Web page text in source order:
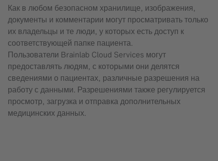
Как в любом безопасном хранилище, изображения,
документы и комментарии могут просматривать только
их владельцы и те люди, у которых есть доступ к
соответствующей папке пациента.
Пользователи Brainlab Cloud Services могут
предоставлять людям, с которыми они делятся
сведениями о пациентах, различные разрешения на
работу с данными. Разрешениями также регулируется
просмотр, загрузка и отправка дополнительных
медицинских данных.